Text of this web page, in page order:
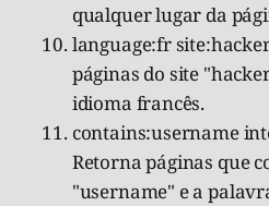
qualquer lugar da
language:fr
páginas do site
idioma francês.
contains:username
Retorna páginas que
"username" e a